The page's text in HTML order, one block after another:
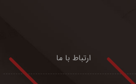
ارتباط با ما